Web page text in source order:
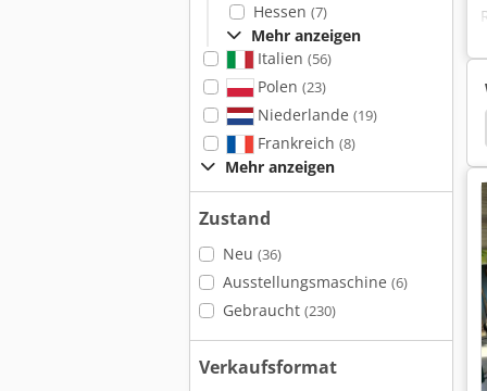
Hessen (7)
Mehr anzeigen
Italien (56)
Polen (23)
Niederlande (19)
Frankreich (8)
Mehr anzeigen
Zustand
Neu (36)
Ausstellungsmaschine (6)
Gebraucht (230)
Verkaufsformat
Hobelmesser Schleifmaschine